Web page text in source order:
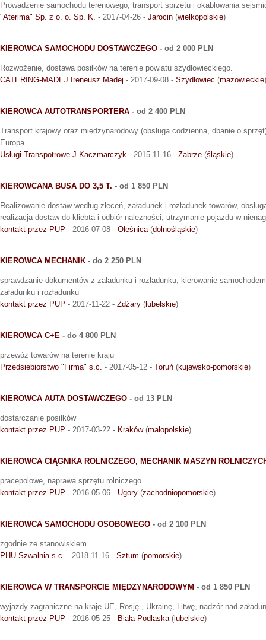
Prowadzenie samochodu terenowego, transport sprzętu i okablowania
"Aterima" Sp. z o. o. Sp. K. - 2017-04-26 - Jarocin (wielkopolskie)
KIEROWCA SAMOCHODU DOSTAWCZEGO - od 2 000 PLN
Rozwożenie, dostawa posiłków na terenie powiatu szydłowieckiego.
CATERING-MADEJ Ireneusz Madej - 2017-09-08 - Szydłowiec (mazowieckie)
KIEROWCA AUTOTRANSPORTERA - od 2 400 PLN
Transport krajowy oraz międzynarodowy (obsługa codzienna, dbanie o
Europa.
Usługi Transpotrowe J.Kaczmarczyk - 2015-11-16 - Zabrze (śląskie)
KIEROWCANA BUSA DO 3,5 T. - od 1 850 PLN
Realizowanie dostaw według zleceń, załadunek i rozładunek towarów,
realizacja dostaw do kliebta i odbiór należności, utrzymanie pojazdu w
kontakt przez PUP - 2016-07-08 - Oleśnica (dolnośląskie)
KIEROWCA MECHANIK - do 2 250 PLN
sprawdzanie dokumentów z załadunku i rozładunku, kierowanie
załadunku i rozładunku
kontakt przez PUP - 2017-11-22 - Żdżary (lubelskie)
KIEROWCA C+E - do 4 800 PLN
przewóz towarów na terenie kraju
Przedsiębiorstwo "Firma" s.c. - 2017-05-12 - Toruń (kujawsko-pomorskie)
KIEROWCA AUTA DOSTAWCZEGO - od 13 PLN
dostarczanie posiłków
kontakt przez PUP - 2017-03-22 - Kraków(małopolskie)
KIEROWCA CIĄGNIKA ROLNICZEGO, MECHANIK MASZYN
pracepolowe, naprawa sprzętu rolniczego
kontakt przez PUP - 2016-05-06 - Ugory (zachodniopomorskie)
KIEROWCA SAMOCHODU OSOBOWEGO - od 2 100 PLN
zgodnie ze stanowiskiem
PHU Szwalnia s.c. - 2018-11-16 - Sztum (pomorskie)
KIEROWCA W TRANSPORCIE MIĘDZYNARODOWYM - od 1 850 PLN
wyjazdy zagraniczne na kraje UE, Rosję , Ukrainę, Litwę, nadzór nad
kontakt przez PUP - 2016-05-25 - Biała Podlaska (lubelskie)